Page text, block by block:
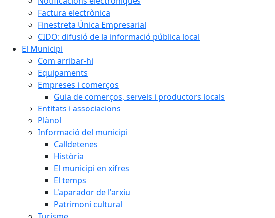
Factura electrònica
Finestreta Única Empresarial
CIDO: difusió de la informació pública local
El Municipi
Com arribar-hi
Equipaments
Empreses i comerços
Guia de comerços, serveis i productors locals
Entitats i associacions
Plànol
Informació del municipi
Calldetenes
Història
El municipi en xifres
El temps
L'aparador de l'arxiu
Patrimoni cultural